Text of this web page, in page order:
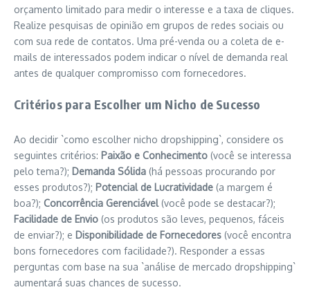
orçamento limitado para medir o interesse e a taxa de cliques.
Realize pesquisas de opinião em grupos de redes sociais ou
com sua rede de contatos. Uma pré-venda ou a coleta de e-
mails de interessados podem indicar o nível de demanda real
antes de qualquer compromisso com fornecedores.
Critérios para Escolher um Nicho de Sucesso
Ao decidir `como escolher nicho dropshipping`, considere os
seguintes critérios: Paixão e Conhecimento (você se interessa
pelo tema?); Demanda Sólida (há pessoas procurando por
esses produtos?); Potencial de Lucratividade (a margem é
boa?); Concorrência Gerenciável(você pode se destacar?);
Facilidade de Envio (os produtos são leves, pequenos, fáceis
de enviar?); e Disponibilidade de Fornecedores (você encontra
bons fornecedores com facilidade?). Responder a essas
perguntas com base na sua `análise de mercado dropshipping`
aumentará suas chances de sucesso.